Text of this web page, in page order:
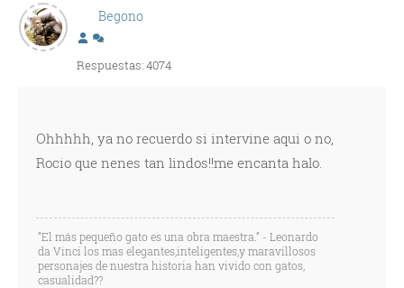
Begono
Respuestas: 4074
Ohhhhh, ya no recuerdo si intervine aqui o no,
Rocio que nenes tan lindos!!me encanta halo.
“El más pequeño gato es una obra maestra.” - Leonardo
da Vinci los mas elegantes,inteligentes,y maravillosos
personajes de nuestra historia han vivido con gatos,
casualidad??